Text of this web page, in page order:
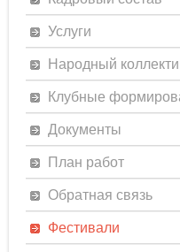
Услуги
Народный
Клубные
Документы
План работ
Обратная связь
Фестивали